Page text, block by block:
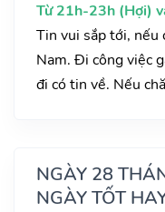
Từ 21h-23h (Hợi)
Tin vui sắp tới, nếu
Nam. Đi công việc
đi có tin về. Nếu
NGÀY 28
NGÀY TỐT